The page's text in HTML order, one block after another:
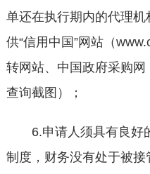
单还在执行期内的代理
供“信用中国”网站（
转网站、中国政府采购
查询截图）；
6.申请人须具有良好
制度，财务没有处于被